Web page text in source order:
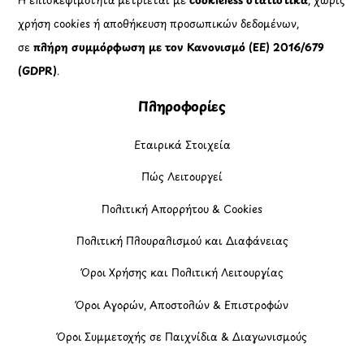
χρήση cookies ή αποθήκευση προσωπικών δεδομένων,
σεπλήρη συμμόρφωση με τον Κανονισμό (ΕΕ) 2016/679
(GDPR).
Πληροφορίες
Εταιρικά Στοιχεία
Πώς Λειτουργεί
Πολιτική Απορρήτου & Cookies
Πολιτική Πλουραλισμού και Διαφάνειας
Όροι Χρήσης και Πολιτική Λειτουργίας
Όροι Αγορών, Αποστολών & Επιστροφών
Όροι Συμμετοχής σε Παιχνίδια & Διαγωνισμούς